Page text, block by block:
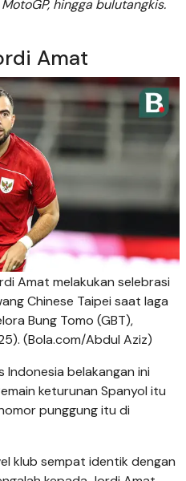
hingga bulutangkis.
Amat
Amat melakukan selebrasi
Chinese Taipei saat laga
Bung Tomo (GBT),
(Bola.com/Abdul Aziz)
Indonesia belakangan ini
keturunan Spanyol itu
punggung itu di
klub sempat identik dengan